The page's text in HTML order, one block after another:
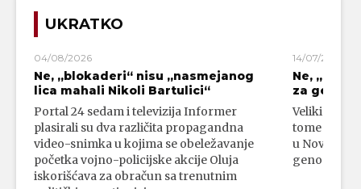
UKRATKO
04/08/2026
Ne, „blokaderi“ nisu „nasmejanog
lica mahali Nikoli Bartulici“
Portal 24 sedam i televizija Informer
plasirali su dva različita propagandna
video-snimka u kojima se obeležavanje
početka vojno-policijske akcije Oluja
iskorišćava za obračun sa trenutnim
14/07/2026
Ne,
za
Veliki broj
tome da su
u Novom
genocidni